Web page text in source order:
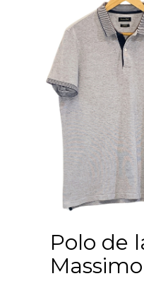
Polo de